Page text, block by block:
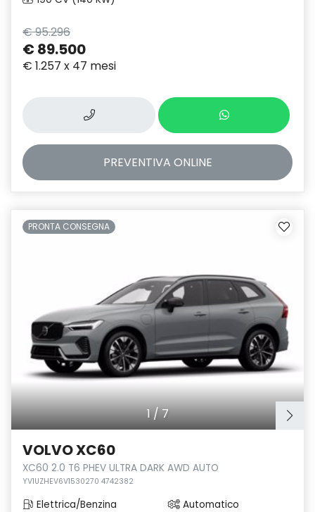
€ 95.296
€ 89.500
€ 1.257 x 47 mesi
PREVENTIVA ONLINE
1/7
PRONTA CONSEGNA
VOLVO XC60
XC60 2.0 T6 PHEV ULTRA DARK AWD AUTO
YV1UZHEV6V1530270 4742382
Elettrica/Benzina Automatico